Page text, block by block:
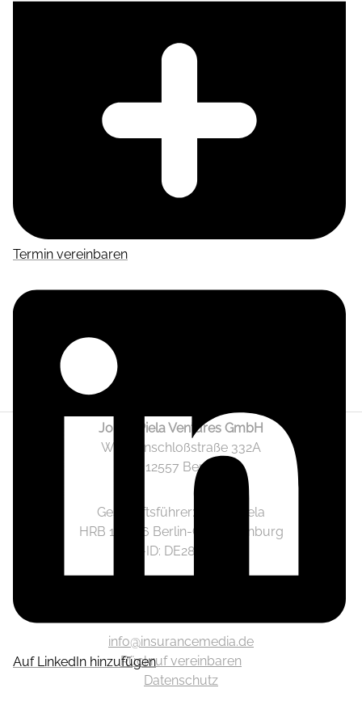
Termin vereinbaren
Auf LinkedIn hinzufügen
Jonas Piela Ventures GmbH
Wendenschloßstraße 332A
12557 Berlin
Geschäftsführer: Jonas Piela
HRB 141236 Berlin-Charlottenburg
Ust.-ID: DE282633825
info@insurancemedia.de
Rückruf vereinbaren
Datenschutz